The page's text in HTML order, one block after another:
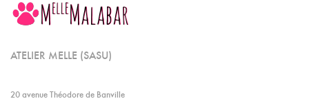
ATELIER MELLE (SASU)
20 avenue Théodore de Banville